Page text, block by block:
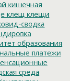
кишечная
клещ клещи
сводка
образования
платежи
среда